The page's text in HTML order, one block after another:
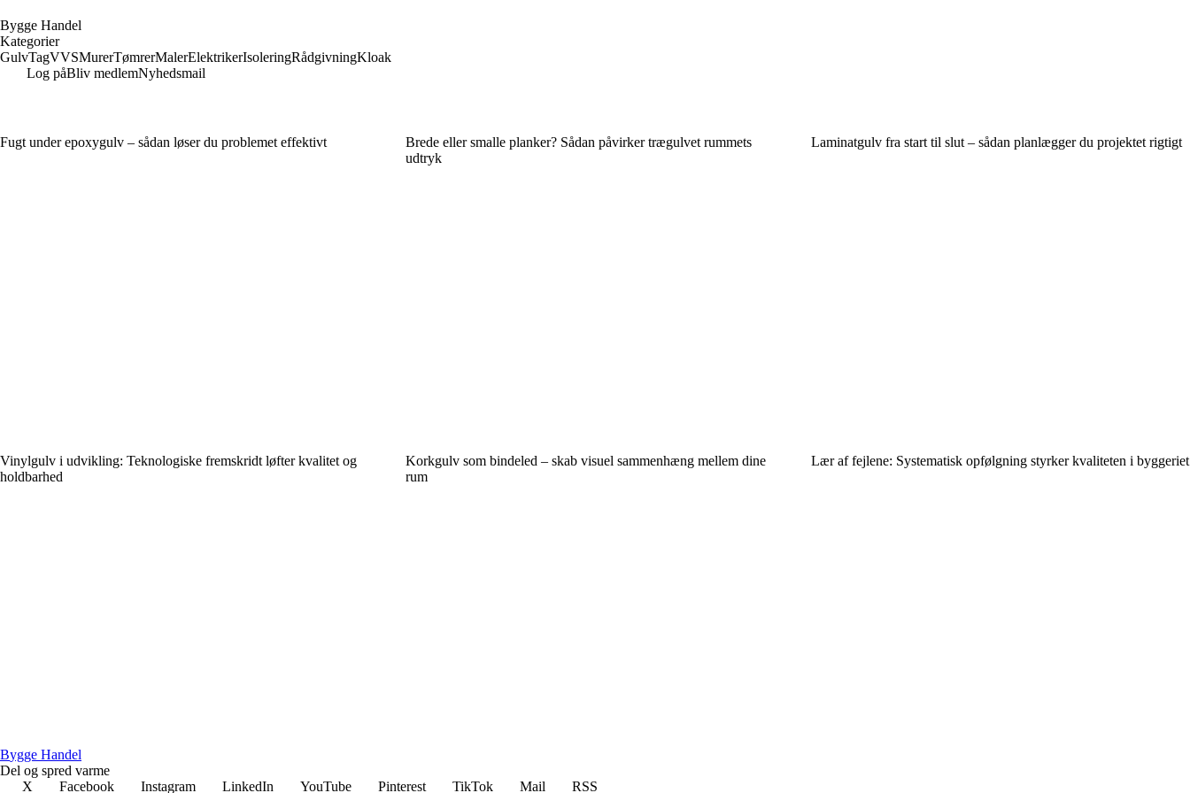
Bygge Handel
Kategorier
GulvTagVVSMurerTømrerMalerElektrikerIsoleringRådgivningKloak
Log påBliv medlemNyhedsmail
Fugt under epoxygulv – sådan løser du problemet effektivt
Brede eller smalle planker? Sådan påvirker trægulvet rummets
udtryk
Laminatgulv fra start til slut – sådan planlægger du projektet rigtigt
Vinylgulv i udvikling: Teknologiske fremskridt løfter kvalitet og
holdbarhed
Korkgulv som bindeled – skab visuel sammenhæng mellem dine
rum
Lær af fejlene: Systematisk opfølgning styrker kvaliteten i byggeriet
Bygge Handel
Del og spred varme
X
Facebook Instagram LinkedIn YouTube Pinterest TikTok Mail RSS